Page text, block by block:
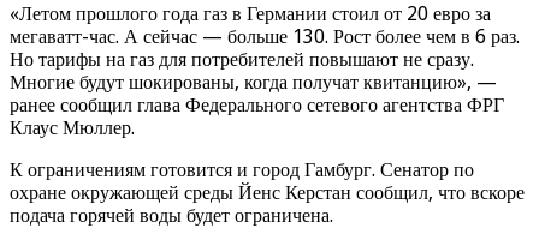
«Летом прошлого года газ в Германии стоил от 20 евро за
мегаватт-час. А сейчас — больше 130. Рост более чем в 6 раз.
Но тарифы на газ для потребителей повышают не сразу.
Многие будут шокированы, когда получат квитанцию», —
ранее сообщил глава Федерального сетевого агентства ФРГ
Клаус Мюллер.
К ограничениям готовится и город Гамбург. Сенатор по
охране окружающей среды Йенс Керстан сообщил, что вскоре
подача горячей воды будет ограничена.